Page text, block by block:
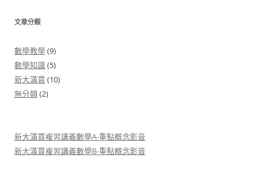
文章分類
數學教學(9)
數學知識(5)
新大滿貫(10)
無分類(2)
新大滿貫複習講義數學A-重點概念影音
新大滿貫複習講義數學B-重點概念影音